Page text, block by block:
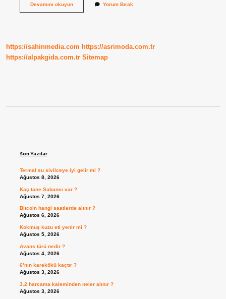
Devamını okuyunSiirt
Yorum Bırak
https://sahinmedia.com https://asrimoda.com.tr
https://alpakgida.com.tr Sitemap
Son Yazılar
Termal su sivilceye iyi gelir mi ?
Ağustos 8, 2026
Kaç tane Sabancı var ?
Ağustos 7, 2026
Bitcoin hangi saatlerde alınır ?
Ağustos 6, 2026
Kokmuş kuzu eti yenir mi ?
Ağustos 5, 2026
Avans türü nedir ?
Ağustos 4, 2026
6’nın karekökü kaçtır ?
Ağustos 3, 2026
3.2 harcama kaleminden neler alınır ?
Ağustos 3, 2026